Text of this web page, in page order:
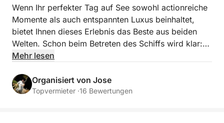
Wenn Ihr perfekter Tag auf See sowohl actionreiche
Momente als auch entspannten Luxus beinhaltet,
bietet Ihnen dieses Erlebnis das Beste aus beiden
Welten. Schon beim Betreten des Schiffs wird klar:
Hier geht es nicht nur ums Cruisen, sondern darum,
genießen.
Mehr lesen
Organisiert von Jose
Topvermieter ·16 Bewertungen